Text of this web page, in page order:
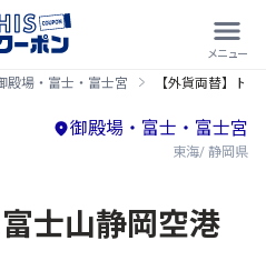
殿場・富士・富士宮 【外貨両替】ト
御殿場・富士・富士宮
東海/ 静岡県
士山静岡空港